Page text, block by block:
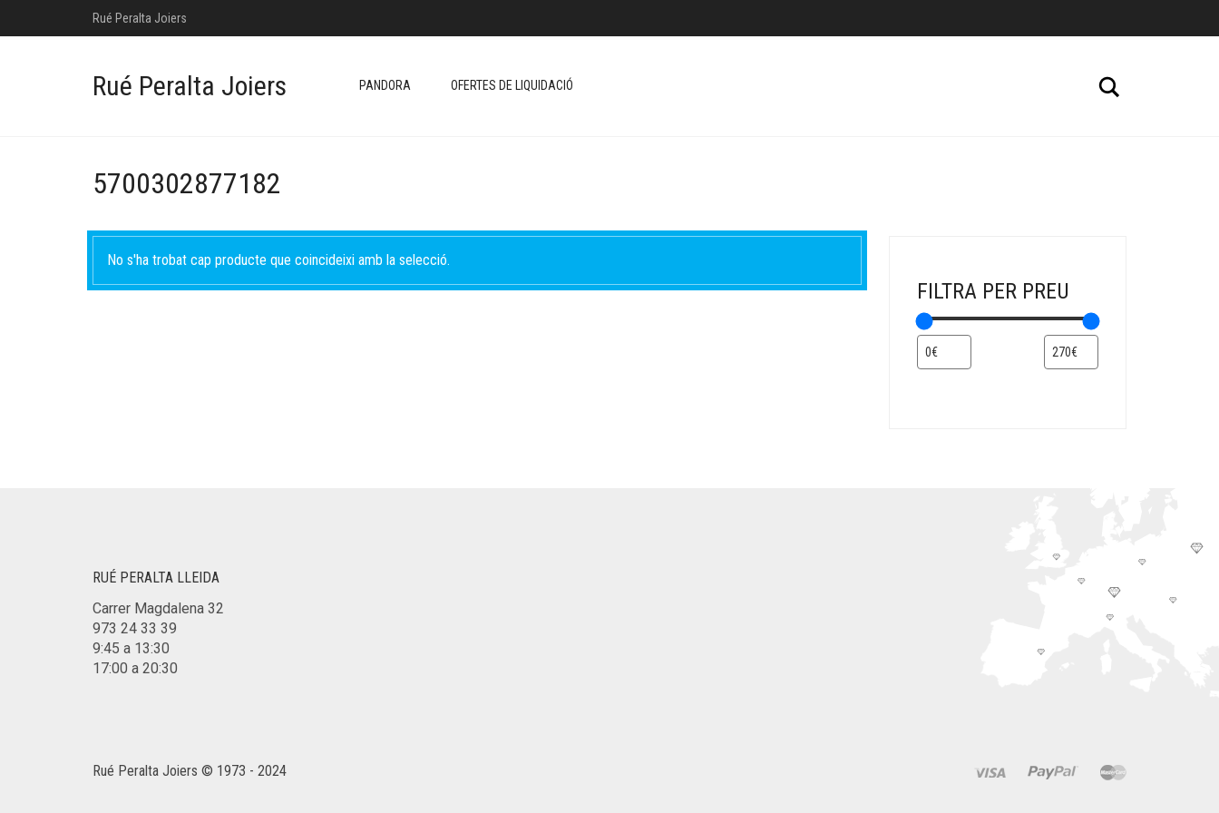
Rué Peralta Joiers
Rué Peralta Joiers PANDORA OFERTES DE LIQUIDACIÓ
5700302877182
No s'ha trobat cap producte que coincideixi amb la selecció.
FILTRA PER PREU
RUÉ PERALTA LLEIDA
Carrer Magdalena 32
973 24 33 39
9:45 a 13:30
17:00 a 20:30
Rué Peralta Joiers © 1973 - 2024